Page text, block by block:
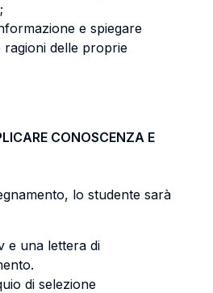
e spiegare
ragioni delle proprie
CONOSCENZA E
lo studente sarà
e una lettera di
di selezione